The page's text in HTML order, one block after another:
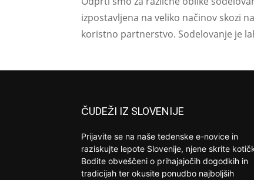
izpostavljena na veliko načinov skozi
koristno partnerstvo. Sodelovanje je
ČUDEŽI IZ SLOVENIJE
Prijavite se na naše tedenske e-novice in
raziskujte lepote Slovenije, njene skrite
Bodite obveščeni o prihajajočih dogodkih in
tradicijah ter okusite ponudbo najboljših